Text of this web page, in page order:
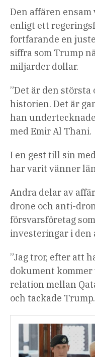
Den affären
enligt ett
fortfarande en
siffra som Trump
miljarder dollar.
”Det är den största
historien. Det är
han
med Emir Al Thani.
I en gest till sin
har varit vänner
Andra delar av
drone och anti-
försvarsföretag
investeringar i den
”Jag tror, ​​efter att
dokument
relation mellan
och tackade Trump.